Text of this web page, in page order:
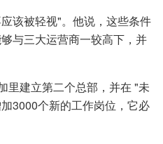
该被轻视"。他说，这些条件
与三大运营商一较高下，并
里建立第二个总部，并在 "未
3000个新的工作岗位，它必